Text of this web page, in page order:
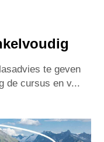
te geven
de cursus en v...